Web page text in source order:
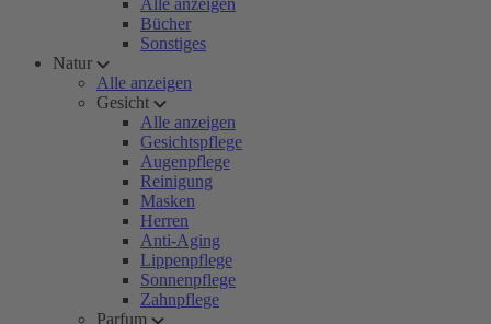
Alle anzeigen
Bücher
Sonstiges
Natur
Alle anzeigen
Gesicht
Alle anzeigen
Gesichtspflege
Augenpflege
Reinigung
Masken
Herren
Anti-Aging
Lippenpflege
Sonnenpflege
Zahnpflege
Parfum